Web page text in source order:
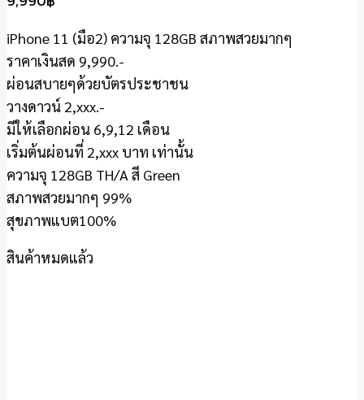
iPhone 11 (มือ2) ความจุ 128GB สภาพสวยมากๆ
ราคาเงินสด 9,990.-
ผ่อนสบายๆด้วยบัตรประชาชน
วางดาวน์ 2,xxx.-
มีให้เลือกผ่อน 6,9,12 เดือน​
เริ่มต้นผ่อนที่ 2,xxx บาท เท่านั้น
ความจุ 128GB TH/A สี Green
สภาพสวยมากๆ 99%
สุขภาพแบต100%
สินค้าหมดแล้ว